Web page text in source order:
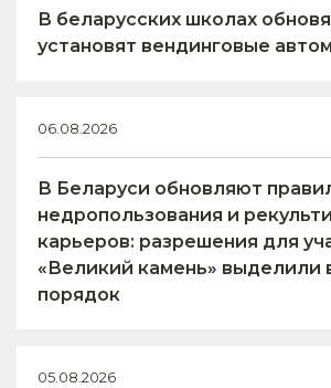
В беларусских школах
установят вендинговые
06.08.2026
В Беларуси обновляют
недропользования и
карьеров: разрешения для
«Великий камень» выделили
порядок
05.08.2026